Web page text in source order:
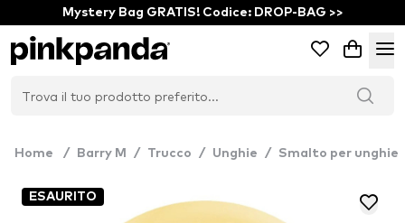
Mystery Bag GRATIS! Codice: DROP-BAG >>
Home / Barry M / Trucco / Unghie / Smalto per unghie
ESAURITO